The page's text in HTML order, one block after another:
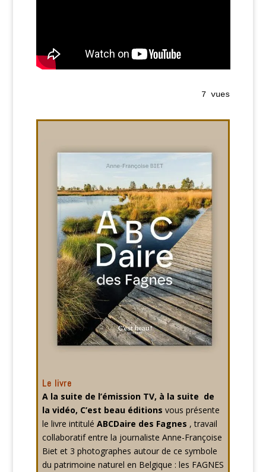
7 vues
Le livre
A la suite de l’émission TV, à la suite de
la vidéo, C’est beau éditions vous présente
le livre intitulé ABCDaire des Fagnes , travail
collaboratif entre la journaliste Anne-Françoise
Biet et 3 photographes autour de ce symbole
du patrimoine naturel en Belgique : les FAGNES